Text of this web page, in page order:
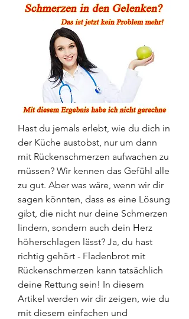
Hast du jemals erlebt, wie du dich in
der Küche austobst, nur um dann
mit Rückenschmerzen aufwachen zu
müssen? Wir kennen das Gefühl alle
zu gut. Aber was wäre, wenn wir dir
sagen könnten, dass es eine Lösung
gibt, die nicht nur deine Schmerzen
lindern, sondern auch dein Herz
höherschlagen lässt? Ja, du hast
richtig gehört - Fladenbrot mit
Rückenschmerzen kann tatsächlich
deine Rettung sein! In diesem
Artikel werden wir dir zeigen, wie du
mit diesem einfachen und